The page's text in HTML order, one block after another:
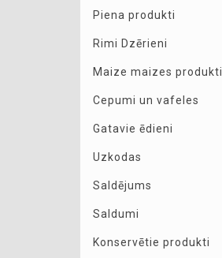
Piena produkti
Rimi Dzērieni
Maize maizes produkti
Cepumi un vafeles
Gatavie ēdieni
Uzkodas
Saldējums
Saldumi
Konservētie produkti